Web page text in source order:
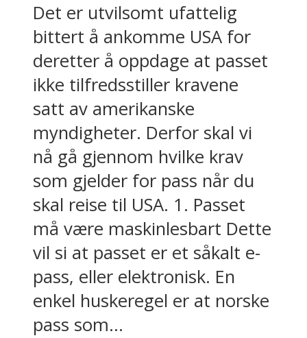
Det er utvilsomt ufattelig
bittert å ankomme USA for
deretter å oppdage at passet
ikke tilfredsstiller kravene
satt av amerikanske
myndigheter. Derfor skal vi
nå gå gjennom hvilke krav
som gjelder for pass når du
skal reise til USA. 1. Passet
må være maskinlesbart Dette
vil si at passet er et såkalt e-
pass, eller elektronisk. En
enkel huskeregel er at norske
pass som...